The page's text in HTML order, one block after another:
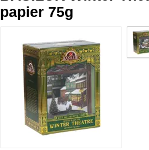
papier 75g